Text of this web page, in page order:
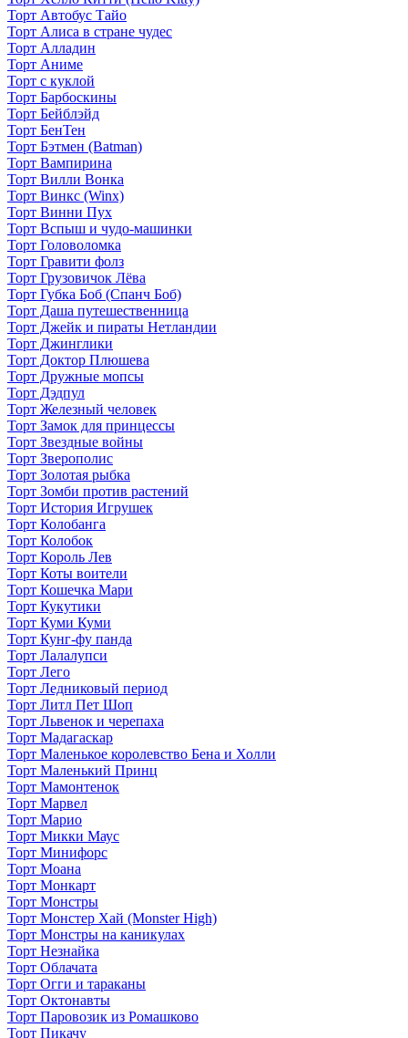
Торт Автобус Тайо
Торт Алиса в стране чудес
Торт Алладин
Торт Аниме
Торт с куклой
Торт Барбоскины
Торт Бейблэйд
Торт БенТен
Торт Бэтмен (Batman)
Торт Вампирина
Торт Вилли Вонка
Торт Винкс (Winx)
Торт Винни Пух
Торт Вспыш и чудо-машинки
Торт Головоломка
Торт Гравити фолз
Торт Грузовичок Лёва
Торт Губка Боб (Спанч Боб)
Торт Даша путешественница
Торт Джейк и пираты Нетландии
Торт Джинглики
Торт Доктор Плюшева
Торт Дружные мопсы
Торт Дэдпул
Торт Железный человек
Торт Замок для принцессы
Торт Звездные войны
Торт Зверополис
Торт Золотая рыбка
Торт Зомби против растений
Торт История Игрушек
Торт Колобанга
Торт Колобок
Торт Король Лев
Торт Коты воители
Торт Кошечка Мари
Торт Кукутики
Торт Куми Куми
Торт Кунг-фу панда
Торт Лалалупси
Торт Лего
Торт Ледниковый период
Торт Литл Пет Шоп
Торт Львенок и черепаха
Торт Мадагаскар
Торт Маленькое королевство Бена и Холли
Торт Маленький Принц
Торт Мамонтенок
Торт Марвел
Торт Марио
Торт Микки Маус
Торт Минифорс
Торт Моана
Торт Монкарт
Торт Монстры
Торт Монстер Хай (Monster High)
Торт Монстры на каникулах
Торт Незнайка
Торт Облачата
Торт Огги и тараканы
Торт Октонавты
Торт Паровозик из Ромашково
Торт Пикачу